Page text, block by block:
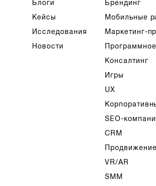
Блоги
Кейсы
Исследования
Новости
Брендинг
Мобильные
Маркетинг-
Консалтинг
Игры
UX
SEO-
CRM
VR/AR
SMM